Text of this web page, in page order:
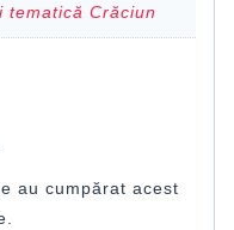
tematică Crăciun
au cumpărat acest